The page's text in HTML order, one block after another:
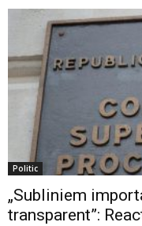
Politic
„Subliniem
transparent”: